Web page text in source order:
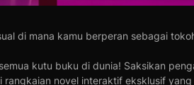
di mana kamu berperan sebagai
kutu buku di dunia! Saksikan
rangkaian novel interaktif eksklusif